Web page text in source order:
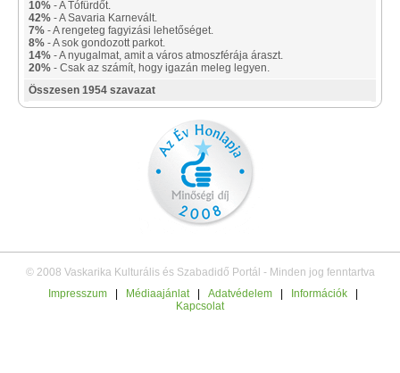
10% - A Tófürdőt.
42% - A Savaria Karnevált.
7% - A rengeteg fagyizási lehetőséget.
8% - A sok gondozott parkot.
14% - A nyugalmat, amit a város atmoszférája áraszt.
20% - Csak az számít, hogy igazán meleg legyen.
Összesen 1954 szavazat
© 2008 Vaskarika Kulturális és Szabadidő Portál - Minden jog fenntartva
Impresszum
Médiaajánlat Adatvédelem Információk
Kapcsolat